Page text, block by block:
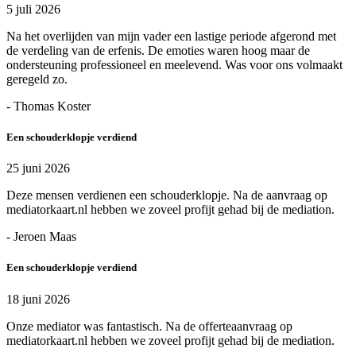
5 juli 2026
Na het overlijden van mijn vader een lastige periode afgerond met
de verdeling van de erfenis. De emoties waren hoog maar de
ondersteuning professioneel en meelevend. Was voor ons volmaakt
geregeld zo.
- Thomas Koster
Een schouderklopje verdiend
25 juni 2026
Deze mensen verdienen een schouderklopje. Na de aanvraag op
mediatorkaart.nl hebben we zoveel profijt gehad bij de mediation.
- Jeroen Maas
Een schouderklopje verdiend
18 juni 2026
Onze mediator was fantastisch. Na de offerteaanvraag op
mediatorkaart.nl hebben we zoveel profijt gehad bij de mediation.